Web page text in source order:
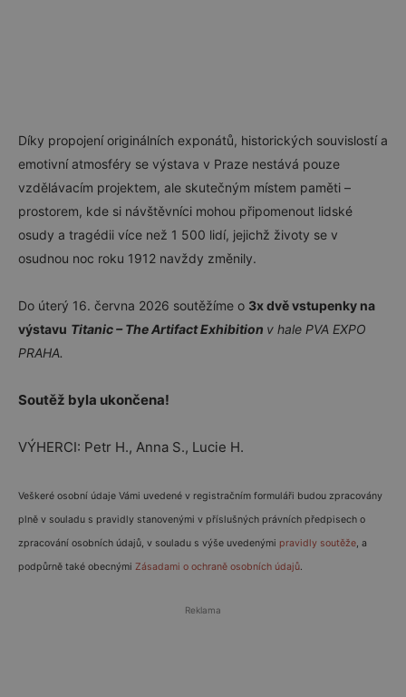
Díky propojení originálních exponátů, historických souvislostí a
emotivní atmosféry se výstava v Praze nestává pouze
vzdělávacím projektem, ale skutečným místem paměti –
prostorem, kde si návštěvníci mohou připomenout lidské
osudy a tragédii více než 1 500 lidí, jejichž životy se v
osudnou noc roku 1912 navždy změnily.
Do úterý 16. června 2026 soutěžíme o 3x dvě vstupenky na
výstavu Titanic – The Artifact Exhibition v hale PVA EXPO
PRAHA.
Soutěž byla ukončena!
VÝHERCI: Petr H., Anna S., Lucie H.
Veškeré osobní údaje Vámi uvedené v registračním formuláři budou zpracovány
plně v souladu s pravidly stanovenými v příslušných právních předpisech o
zpracování osobních údajů, v souladu s výše uvedenými pravidly soutěže, a
podpůrně také obecnými Zásadami o ochraně osobních údajů.
Reklama